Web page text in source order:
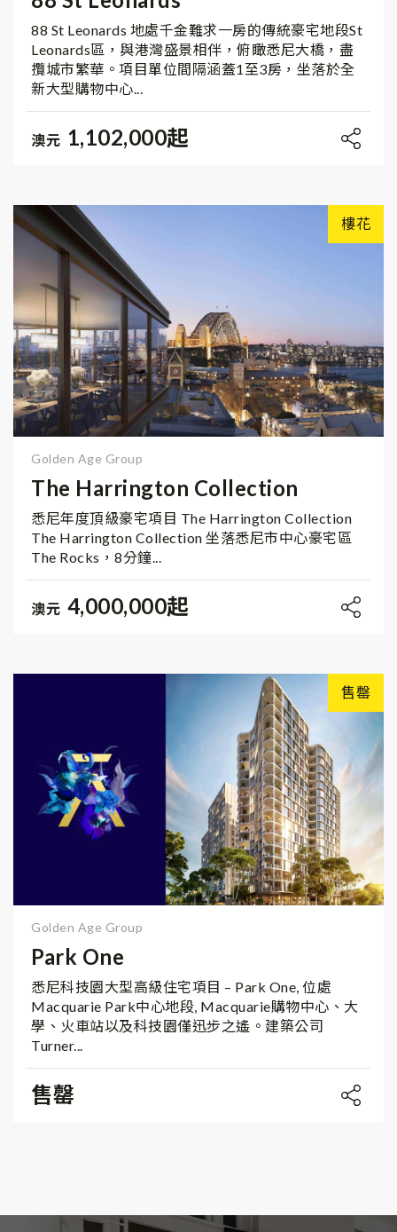
88 St Leonards 地處千金難求一房的傳統豪宅地段St
Leonards區，與港灣盛景相伴，俯瞰悉尼大橋，盡
攬城市繁華。項目單位間隔涵蓋1至3房，坐落於全
新大型購物中心...
澳元 1,102,000起
樓花
Golden Age Group
The Harrington Collection
悉尼年度頂級豪宅項目 The Harrington Collection
The Harrington Collection 坐落悉尼市中心豪宅區
The Rocks，8分鐘...
澳元 4,000,000起
售罄
Golden Age Group
Park One
悉尼科技園大型高級住宅項目 – Park One, 位處
Macquarie Park中心地段, Macquarie購物中心、大
學、火車站以及科技園僅迅步之遙。建築公司
Turner...
售罄